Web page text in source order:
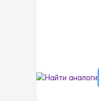
Найти аналоги